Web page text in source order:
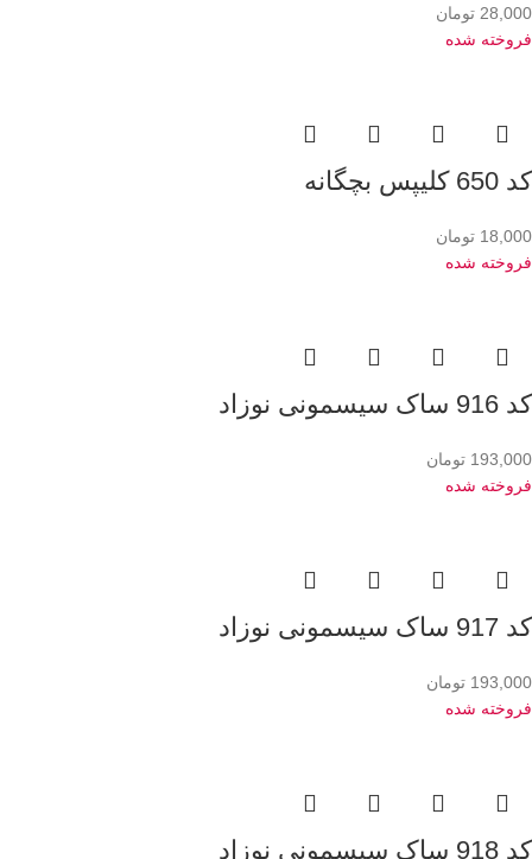
28,000 تومان
فروخته شده
کد 650 کلیپس بچگانه
18,000 تومان
فروخته شده
کد 916 ساک سیسمونی نوزاد
193,000 تومان
فروخته شده
کد 917 ساک سیسمونی نوزاد
193,000 تومان
فروخته شده
کد 918 ساک سیسمونی نوزاد